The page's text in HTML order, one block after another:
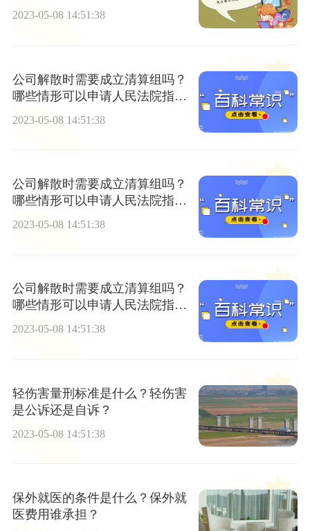
条件有哪些？
2023-05-08 14:51:38
公司解散时需要成立清算组吗？
哪些情形可以申请人民法院指定
2023-05-08 14:51:38
公司解散时需要成立清算组吗？
哪些情形可以申请人民法院指定
清算组进行清算？
2023-05-08 14:51:38
公司解散时需要成立清算组吗？
哪些情形可以申请人民法院指定
清算组进行清算？
2023-05-08 14:51:38
轻伤害量刑标准是什么？轻伤害
是公诉还是自诉？
2023-05-08 14:51:38
保外就医的条件是什么？保外就
医费用谁承担？